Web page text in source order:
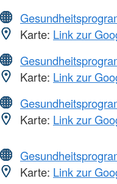
Karte: Link zur
Karte: Link zur
Karte: Link zur
Karte: Link zur